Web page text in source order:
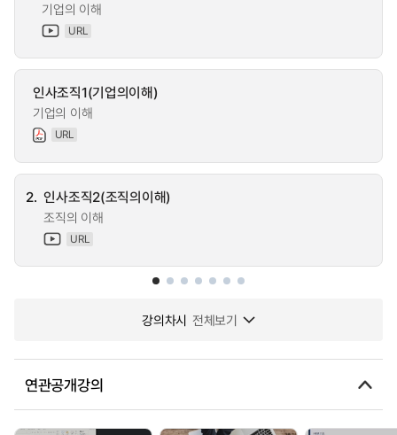
기업의 이해
URL
인사조직1(기업의이해)
기업의 이해
URL
2. 인사조직2(조직의이해)
조직의 이해
URL
강의차시 전체보기
연관공개강의